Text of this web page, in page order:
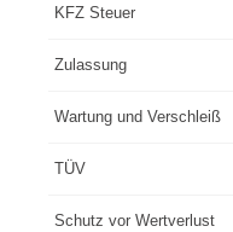
KFZ Steuer
Zulassung
Wartung und Verschleiß
TÜV
Schutz vor Wertverlust